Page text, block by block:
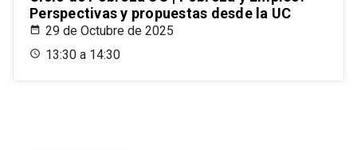
Perspectivas y propuestas desde la UC
29 de Octubre de 2025
13:30 a 14:30